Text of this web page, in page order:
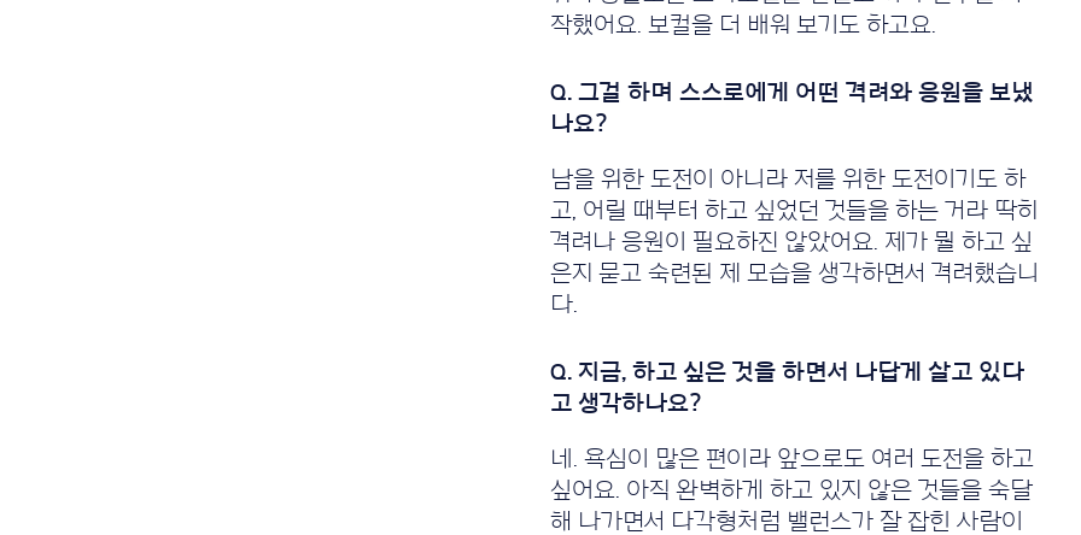
살
표
사
용
요.
작했어요. 보컬을 더 배워 보기도 하고요.
남을 위한 도전이 아니라 저를 위한 도전이기도 하
고, 어릴 때부터 하고 싶었던 것들을 하는 거라 딱히
격려나 응원이 필요하진 않았어요. 제가 뭘 하고 싶
은지 묻고 숙련된 제 모습을 생각하면서 격려했습니
다.
네. 욕심이 많은 편이라 앞으로도 여러 도전을 하고
싶어요. 아직 완벽하게 하고 있지 않은 것들을 숙달
해 나가면서 다각형처럼 밸런스가 잘 잡힌 사람이